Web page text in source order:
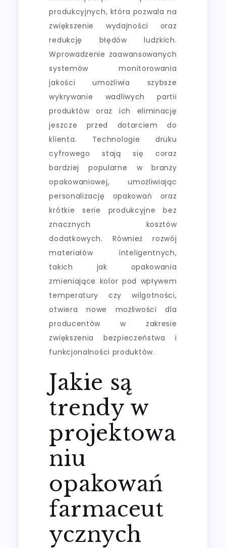
produkcyjnych, która pozwala na
zwiększenie wydajności oraz
redukcję błędów ludzkich.
Wprowadzenie zaawansowanych
systemów monitorowania
jakości umożliwia szybsze
wykrywanie wadliwych partii
produktów oraz ich eliminację
jeszcze przed dotarciem do
klienta. Technologie druku
cyfrowego stają się coraz
bardziej popularne w branży
opakowaniowej, umożliwiając
personalizację opakowań oraz
krótkie serie produkcyjne bez
znacznych kosztów
dodatkowych. Również rozwój
materiałów inteligentnych,
takich jak opakowania
zmieniające kolor pod wpływem
temperatury czy wilgotności,
otwiera nowe możliwości dla
producentów w zakresie
zwiększenia bezpieczeństwa i
funkcjonalności produktów.
Jakie są
trendy w
projektowa
niu
opakowań
farmaceut
ycznych